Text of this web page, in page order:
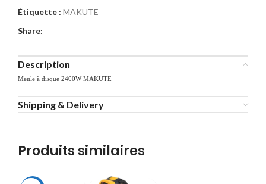
Étiquette : MAKUTE
Share:
Description
Meule à disque 2400W MAKUTE
Shipping & Delivery
Produits similaires